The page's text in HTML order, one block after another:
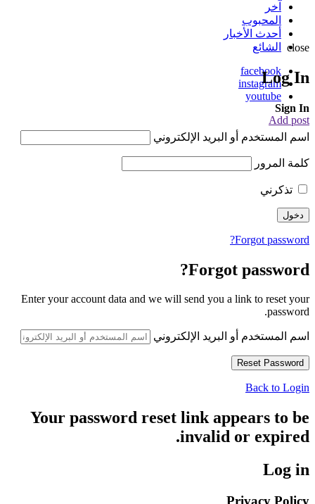
آخر
المحبوب
أحدث الأخبار
الشائع
facebook
instagram
youtube
Add post
close
Log In
Sign In
اسم المستخدم أو البريد الإلكتروني
كلمة المرور
تذكرني
Forgot password?
Forgot password?
Enter your account data and we will send you a link to reset your
password.
اسم المستخدم أو البريد الإلكتروني
Back to Login
Your password reset link appears to be
invalid or expired.
Log in
Privacy Policy